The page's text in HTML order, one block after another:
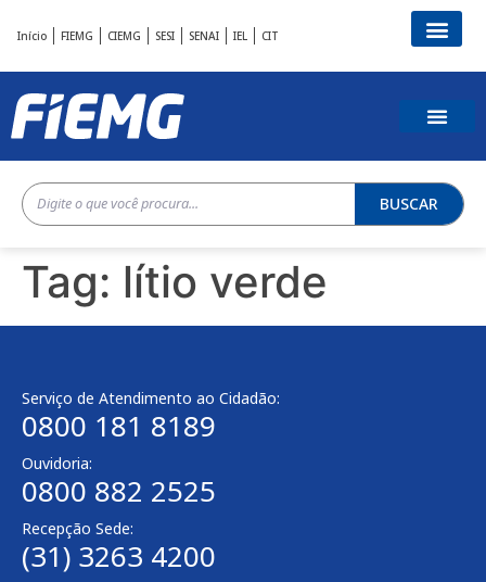
Início FIEMG CIEMG SESI SENAI IEL CIT
BUSCAR
Tag: lítio verde
Serviço de Atendimento ao Cidadão:
0800 181 8189
Ouvidoria:
0800 882 2525
Recepção Sede:
(31) 3263 4200